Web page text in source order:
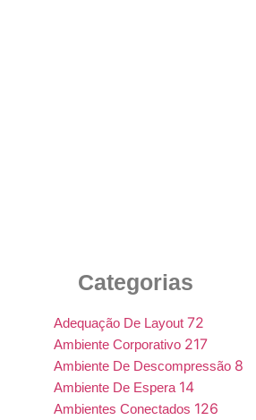
Categorias
Adequação De Layout 72
Ambiente Corporativo 217
Ambiente De Descompressão 8
Ambiente De Espera 14
Ambientes Conectados 126